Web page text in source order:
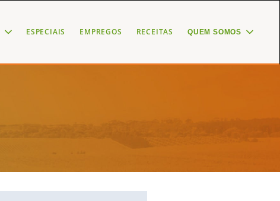
ESPECIAIS EMPREGOS RECEITAS QUEM SOMOS